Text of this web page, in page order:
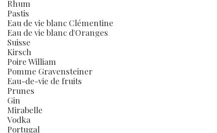
Rhum
Pastis
Eau de vie blanc Clémentine
Eau de vie blanc d'Oranges
Suisse
Kirsch
Poire William
Pomme Gravensteiner
Eau-de-vie de fruits
Prunes
Gin
Mirabelle
Vodka
Portugal